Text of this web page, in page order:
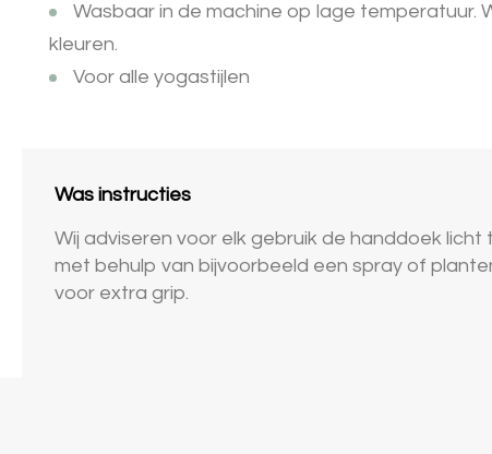
Wasbaar in de machine op lage temperatuur.
kleuren.
Voor alle yogastijlen
Was instructies
Wij adviseren voor elk gebruik de handdoek
met behulp van bijvoorbeeld een spray of
voor extra grip.